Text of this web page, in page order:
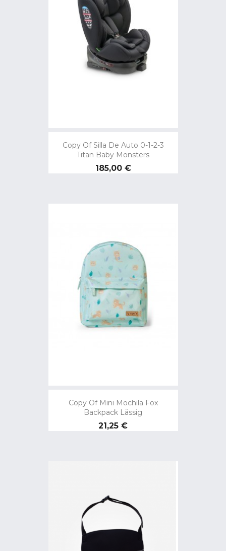
Copy Of Silla De Auto 0-1-2-3
Titan Baby Monsters
Preço
185,00 €
Copy Of Mini Mochila Fox
Backpack Lässig
Preço
21,25 €